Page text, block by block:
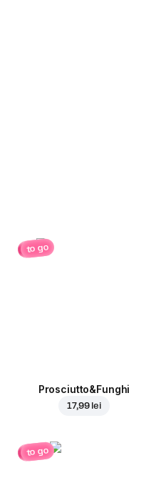
to go
Prosciutto&Funghi
17,99 lei
to go